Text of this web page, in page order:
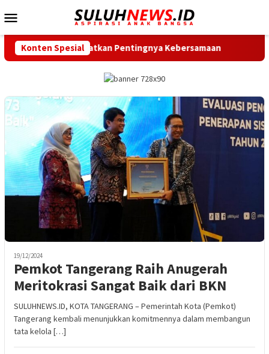
ke
Mobile
Konten Spesial
Ingatkan Pentingnya Kebersamaan Dukung Gerak
19/12/2024
Pemkot Tangerang Raih Anugerah
Meritokrasi Sangat Baik dari BKN
SULUHNEWS.ID, KOTA TANGERANG – Pemerintah Kota (Pemkot)
Tangerang kembali menunjukkan komitmennya dalam membangun
tata kelola […]